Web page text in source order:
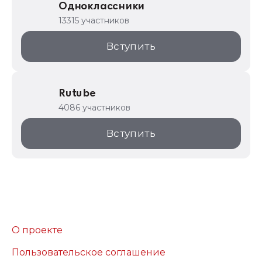
Одноклассники
13315 участников
Вступить
Rutube
4086 участников
Вступить
О проекте
Пользовательское соглашение